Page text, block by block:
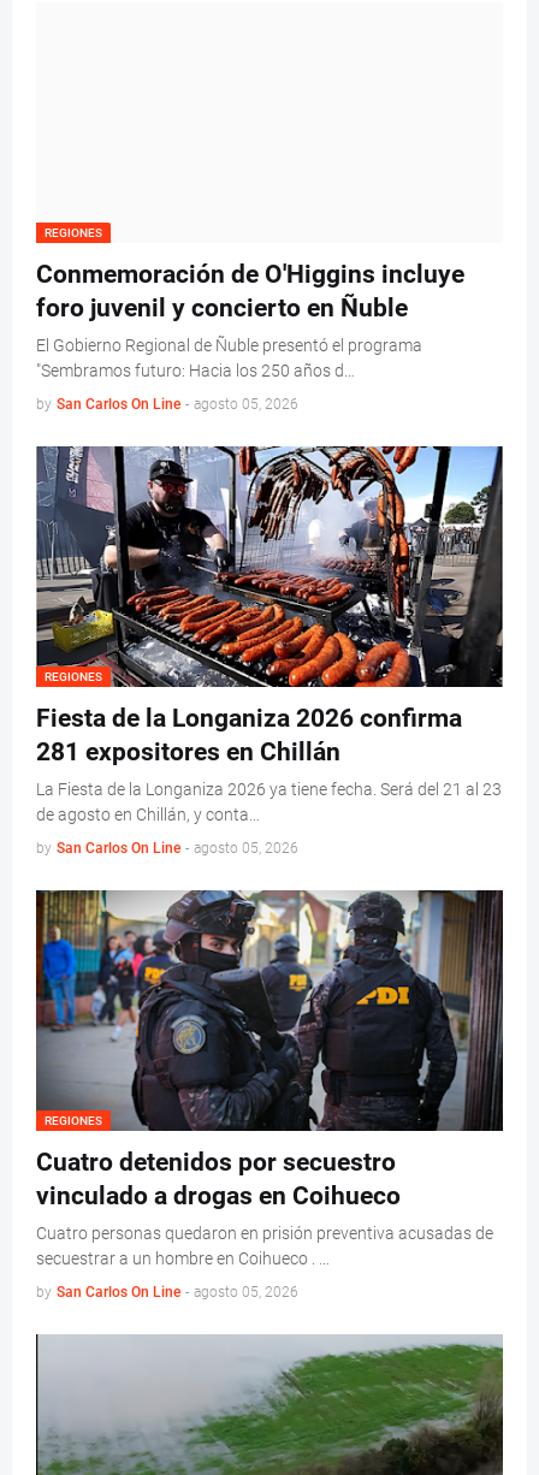
REGIONES
Conmemoración de O'Higgins incluye
foro juvenil y concierto en Ñuble
El Gobierno Regional de Ñuble presentó el programa
"Sembramos futuro: Hacia los 250 años d…
by San Carlos On Line - agosto 05, 2026
REGIONES
Fiesta de la Longaniza 2026 confirma
281 expositores en Chillán
La Fiesta de la Longaniza 2026 ya tiene fecha. Será del 21 al 23
de agosto en Chillán, y conta…
by San Carlos On Line - agosto 05, 2026
REGIONES
Cuatro detenidos por secuestro
vinculado a drogas en Coihueco
Cuatro personas quedaron en prisión preventiva acusadas de
secuestrar a un hombre en Coihueco . …
by San Carlos On Line - agosto 05, 2026